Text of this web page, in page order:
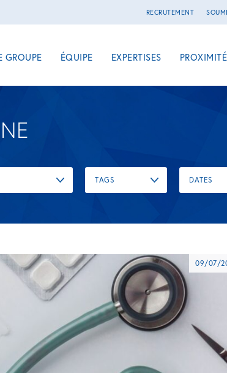
RECRUTEMENT
GROUPE ÉQUIPE EXPERTISES PROXIMITÉ
TAGS DATES
09/07/